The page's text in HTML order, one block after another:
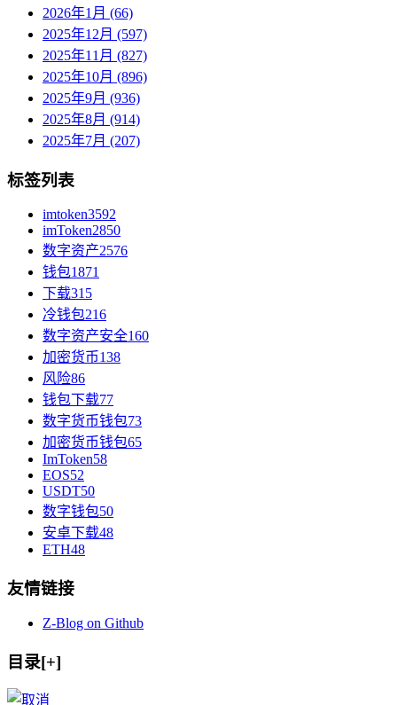
2026年1月 (66)
2025年12月 (597)
2025年11月 (827)
2025年10月 (896)
2025年9月 (936)
2025年8月 (914)
2025年7月 (207)
标签列表
imtoken3592
imToken2850
数字资产2576
钱包1871
下载315
冷钱包216
数字资产安全160
加密货币138
风险86
钱包下载77
数字货币钱包73
加密货币钱包65
ImToken58
EOS52
USDT50
数字钱包50
安卓下载48
ETH48
友情链接
Z-Blog on Github
目录[+]